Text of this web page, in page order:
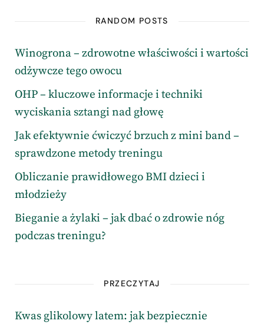
RANDOM POSTS
Winogrona – zdrowotne właściwości i wartości
odżywcze tego owocu
OHP – kluczowe informacje i techniki
wyciskania sztangi nad głowę
Jak efektywnie ćwiczyć brzuch z mini band –
sprawdzone metody treningu
Obliczanie prawidłowego BMI dzieci i
młodzieży
Bieganie a żylaki – jak dbać o zdrowie nóg
podczas treningu?
PRZECZYTAJ
Kwas glikolowy latem: jak bezpiecznie